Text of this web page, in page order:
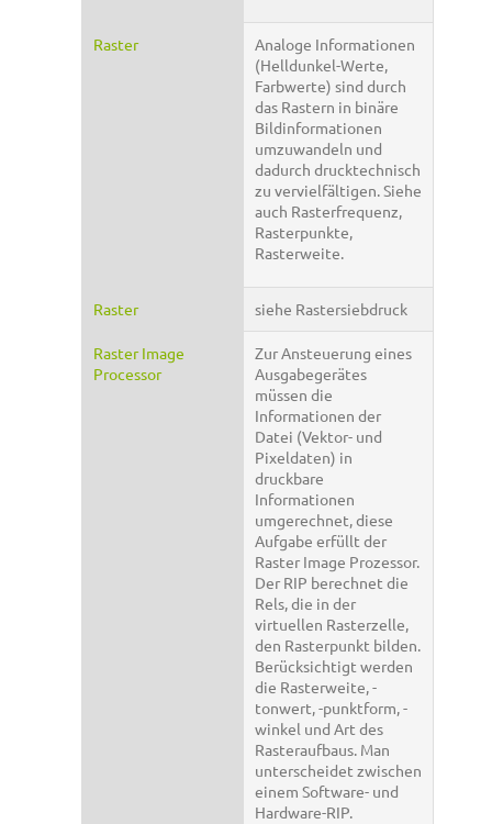
Raster
Analoge Informationen
(Helldunkel-Werte,
Farbwerte) sind durch
das Rastern in binäre
Bildinformationen
umzuwandeln und
dadurch drucktechnisch
zu vervielfältigen. Siehe
auch Rasterfrequenz,
Rasterpunkte,
Rasterweite.
Raster siehe Rastersiebdruck
Raster Image
Processor
Zur Ansteuerung eines
Ausgabegerätes
müssen die
Informationen der
Datei (Vektor- und
Pixeldaten) in
druckbare
Informationen
umgerechnet, diese
Aufgabe erfüllt der
Raster Image Prozessor.
Der RIP berechnet die
Rels, die in der
virtuellen Rasterzelle,
den Rasterpunkt bilden.
Berücksichtigt werden
die Rasterweite, -
tonwert, -punktform, -
winkel und Art des
Rasteraufbaus. Man
unterscheidet zwischen
einem Software- und
Hardware-RIP.